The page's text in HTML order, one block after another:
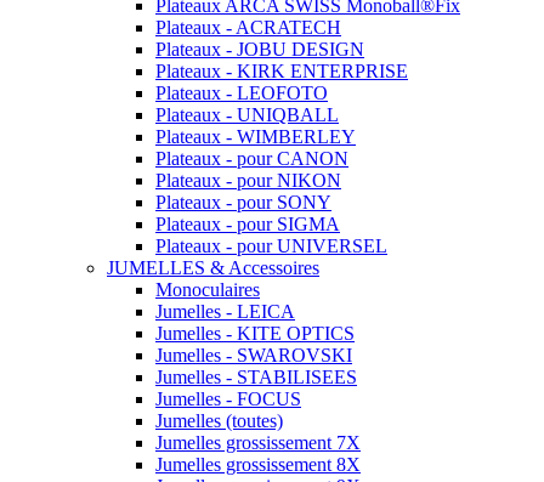
Plateaux ARCA SWISS Monoball®Fix
Plateaux - ACRATECH
Plateaux - JOBU DESIGN
Plateaux - KIRK ENTERPRISE
Plateaux - LEOFOTO
Plateaux - UNIQBALL
Plateaux - WIMBERLEY
Plateaux - pour CANON
Plateaux - pour NIKON
Plateaux - pour SONY
Plateaux - pour SIGMA
Plateaux - pour UNIVERSEL
JUMELLES & Accessoires
Monoculaires
Jumelles - LEICA
Jumelles - KITE OPTICS
Jumelles - SWAROVSKI
Jumelles - STABILISEES
Jumelles - FOCUS
Jumelles (toutes)
Jumelles grossissement 7X
Jumelles grossissement 8X